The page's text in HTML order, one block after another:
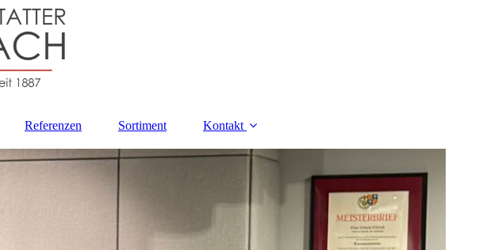
Referenzen Sortiment Kontakt